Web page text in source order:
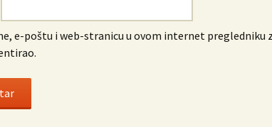
e-poštu i web-stranicu u ovom internet pregledniku